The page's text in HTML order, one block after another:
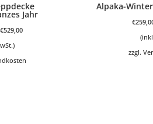
Jahr
€529,00
Alpaka-
€
zzgl.